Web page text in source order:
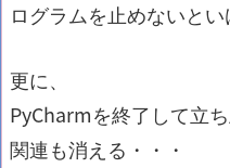
ログラムを止めないとい
更に、
PyCharmを終了して立
関連も消える・・・